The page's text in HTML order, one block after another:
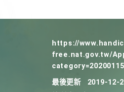
https://
free.nat.gov.tw/
最後更新
2019-12-